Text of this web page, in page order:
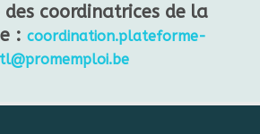
des coordinatrices de la
: coordination.plateforme-